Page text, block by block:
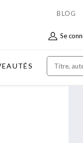
BLOG
Se